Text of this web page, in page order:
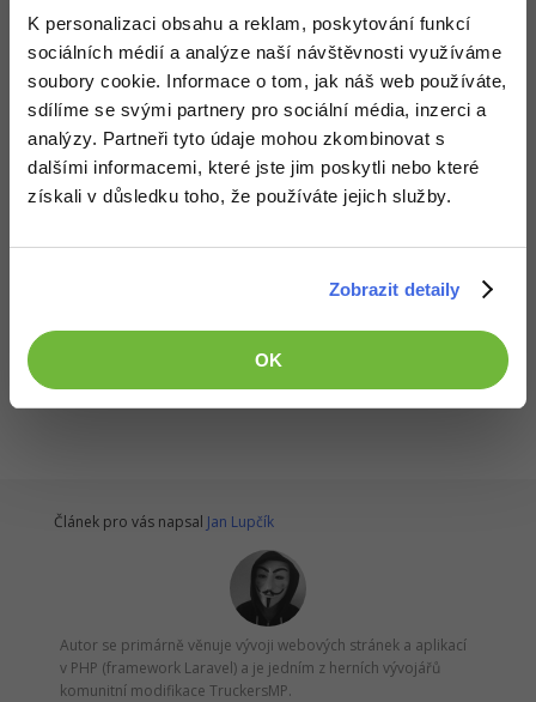
K personalizaci obsahu a reklam, poskytování funkcí
sociálních médií a analýze naší návštěvnosti využíváme
soubory cookie. Informace o tom, jak náš web používáte,
sdílíme se svými partnery pro sociální média, inzerci a
analýzy. Partneři tyto údaje mohou zkombinovat s
dalšími informacemi, které jste jim poskytli nebo které
získali v důsledku toho, že používáte jejich služby.
Zobrazit detaily
OK
Zastaralé tagy - Český HTML 5 manuál
Článek pro vás napsal Jan Lupčík
Autor se primárně věnuje vývoji webových stránek a aplikací
v PHP (framework Laravel) a je jedním z herních vývojářů
komunitní modifikace TruckersMP.